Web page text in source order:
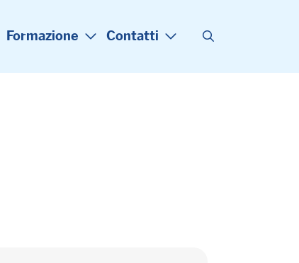
Formazione Contatti